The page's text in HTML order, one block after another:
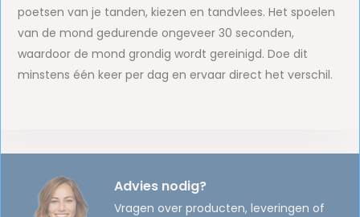
poetsen van je tanden, kiezen en tandvlees. Het spoelen
van de mond gedurende ongeveer 30 seconden,
waardoor de mond grondig wordt gereinigd. Doe dit
minstens één keer per dag en ervaar direct het verschil.
Advies nodig?
Vragen over producten, leveringen of